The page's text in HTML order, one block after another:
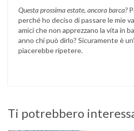
Questa prossima estate, ancora barca?
perché ho deciso di passare le mie
amici che non apprezzano la vita in
anno chi può dirlo? Sicuramente è
piacerebbe ripetere.
Ti potrebbero